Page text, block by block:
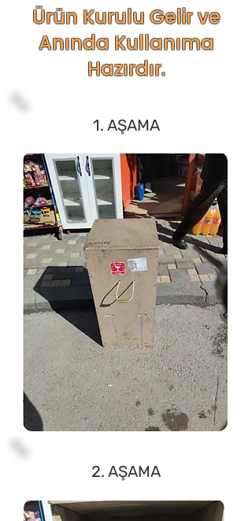
Ürün Kurulu Gelir ve
Anında Kullanıma
Hazırdır.
1. AŞAMA
2. AŞAMA